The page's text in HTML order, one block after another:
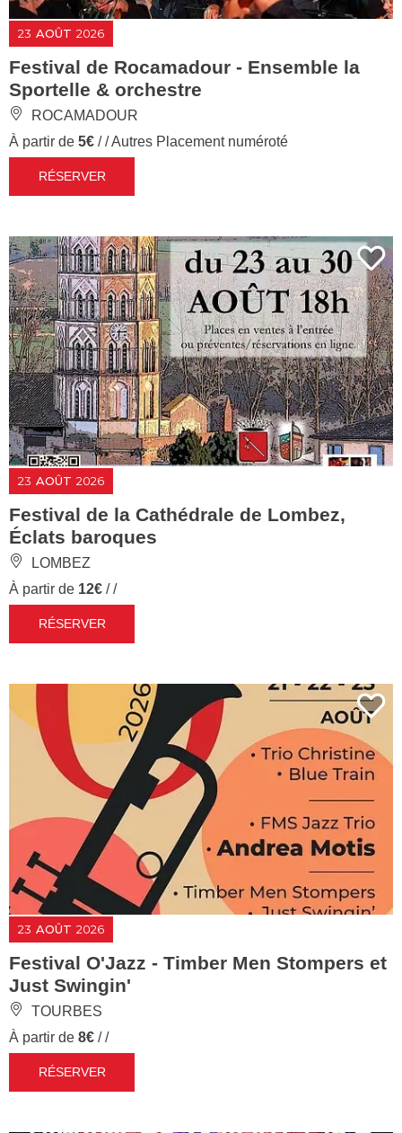
23 AOÛT 2026
Festival de Rocamadour - Ensemble la
Sportelle & orchestre
ROCAMADOUR
À partir de 5€ / / Autres Placement numéroté
RÉSERVER
23 AOÛT 2026
Festival de la Cathédrale de Lombez,
Éclats baroques
LOMBEZ
À partir de 12€ / /
RÉSERVER
23 AOÛT 2026
Festival O'Jazz - Timber Men Stompers et
Just Swingin'
TOURBES
À partir de 8€ / /
RÉSERVER